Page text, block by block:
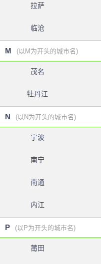
拉萨
临沧
M (以M为开头的城市名)
茂名
牡丹江
N (以N为开头的城市名)
宁波
南宁
南通
内江
P (以P为开头的城市名)
莆田